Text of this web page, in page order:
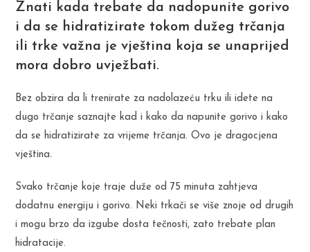
Znati kada trebate da nadopunite gorivo
i da se hidratizirate tokom dužeg trčanja
ili trke važna je vještina koja se unaprijed
mora dobro uvježbati.
Bez obzira da li trenirate za nadolazeću trku ili idete na
dugo trčanje saznajte kad i kako da napunite gorivo i kako
da se hidratizirate za vrijeme trčanja. Ovo je dragocjena
vještina.
Svako trčanje koje traje duže od 75 minuta zahtjeva
dodatnu energiju i gorivo. Neki trkači se više znoje od drugih
i mogu brzo da izgube dosta tečnosti, zato trebate plan
hidratacije.